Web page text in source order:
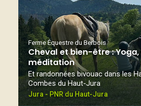
Ferme Équestre du Berbois
Cheval et bien-être : Yoga,
méditation
Et randonnées bivouac dans les
Combes du Haut-Jura
Jura - PNR du Haut-Jura